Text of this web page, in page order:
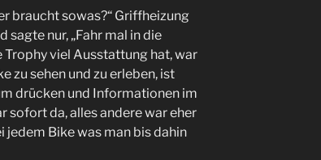
braucht sowas?“ Griffheizung
sagte nur, „Fahr mal in die
Trophy viel Ausstattung hat, war
zu sehen und zu erleben, ist
drücken und Informationen im
sofort da, alles andere war eher
jedem Bike was man bis dahin